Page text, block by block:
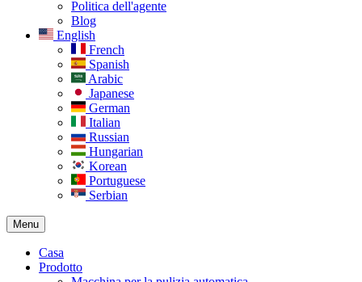
Politica dell'agente
Blog
English
French
Spanish
Arabic
Japanese
German
Italian
Russian
Hungarian
Korean
Portuguese
Serbian
Menu
Casa
Prodotto